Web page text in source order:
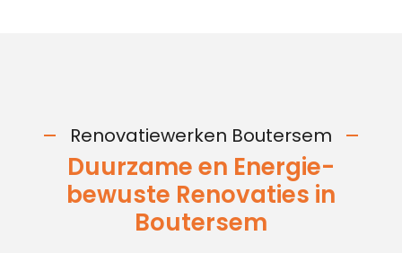
Renovatiewerken Boutersem
Duurzame en Energie-
bewuste Renovaties in
Boutersem